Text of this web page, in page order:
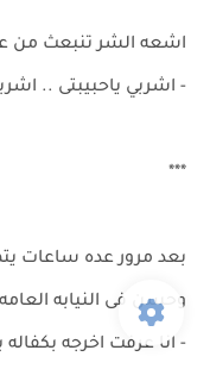
اشعه الشر تنبعث من
- اشربي ياحبيبتى ..
***
بعد مرور عده ساعات
وحسن فى النيابه
- انا عرفت اخرجه